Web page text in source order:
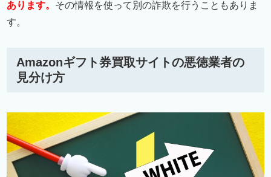
あります。 その情報を使って別の詐欺を行うこともありま
す。
Amazonギフト券買取サイトの悪徳業者の
見分け方